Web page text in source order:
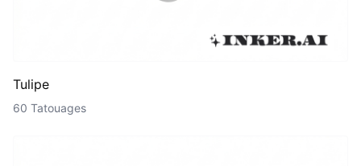
Tulipe
60 Tatouages